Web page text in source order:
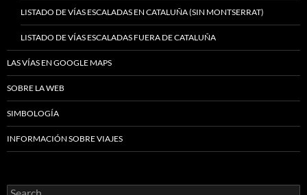
LISTADO DE VÍAS ESCALADAS EN CATALUÑA (SIN MONTSERRAT)
LISTADO DE VÍAS ESCALADAS FUERA DE CATALUÑA
LAS VÍAS EN GOOGLE MAPS
SOBRE LA WEB
SIMBOLOGÍA
INFORMACIÓN SOBRE VIAJES
Search